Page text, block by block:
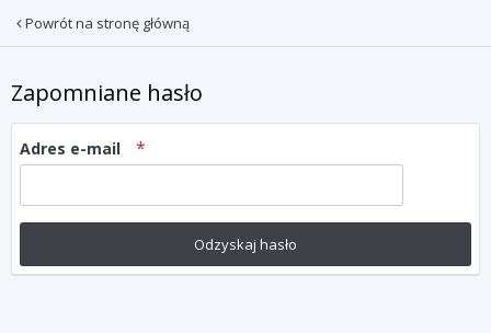
Powrót na stronę główną
Zapomniane hasło
Adres e-mail
Odzyskaj hasło